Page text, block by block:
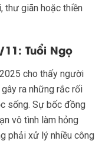
thư giãn hoặc thiền
Tuổi Ngọ
cho thấy người
ra những rắc rối
sống. Sự bốc đồng
vô tình làm hỏng
phải xử lý nhiều công